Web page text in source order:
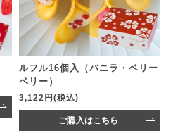
ルフル16個入（バニラ・ベリー
ベリー）
3,122円(税込)
ご購入はこちら